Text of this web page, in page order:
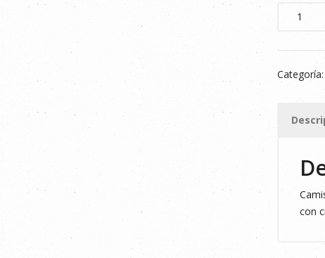
ROME
cantidad
Categoría:
con